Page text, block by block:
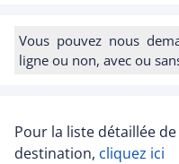
Vous pouvez nous
ligne ou non, avec ou
Pour la liste détaillée
destination, cliquez ici